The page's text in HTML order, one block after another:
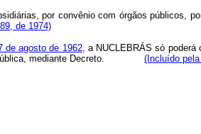
por convênio com órgãos públicos,
de 1974)
de agosto de 1962, a NUCLEBRÁS só poderá
República, mediante Decreto. (Incluído